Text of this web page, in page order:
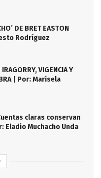
DE BRET EASTON
Rodríguez
VIGENCIA Y
| Por: Marisela
claras conservan
Eladio Muchacho Unda